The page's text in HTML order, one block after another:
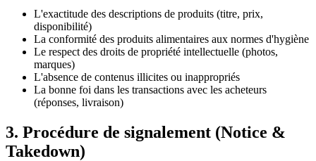
L'exactitude des descriptions de produits (titre, prix,
disponibilité)
La conformité des produits alimentaires aux normes d'hygiène
Le respect des droits de propriété intellectuelle (photos,
marques)
L'absence de contenus illicites ou inappropriés
La bonne foi dans les transactions avec les acheteurs
(réponses, livraison)
3. Procédure de signalement (Notice &
Takedown)